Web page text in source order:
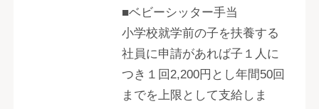
■ベビーシッター手当
小学校就学前の子を扶養する
社員に申請があれば子１人に
つき１回2,200円とし年間50回
までを上限として支給しま